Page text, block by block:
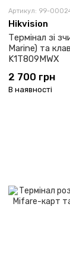
Артикул: 99-
Hikvision
Термінал зі
Marine) та
K1T809MWX
2 700 грн
В наявності